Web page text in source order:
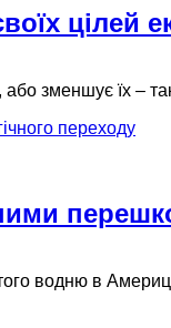
цілей
зменшує їх –
переходу
водню в